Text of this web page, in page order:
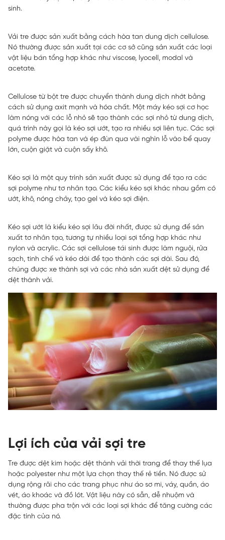
sinh.
Vải tre được sản xuất bằng cách hòa tan dung dịch cellulose.
Nó thường được sản xuất tại các cơ sở cũng sản xuất các loại
vật liệu bán tổng hợp khác như viscose, lyocell, modal và
acetate.
Cellulose từ bột tre được chuyển thành dung dịch nhớt bằng
cách sử dụng axit mạnh và hóa chất. Một máy kéo sợi cơ học
làm nóng với các lỗ nhỏ sẽ tạo thành các sợi nhỏ từ dung dịch,
quá trình này gọi là kéo sợi ướt, tạo ra nhiều sợi liên tục. Các sợi
polyme được hòa tan và ép đùn qua vài nghìn lỗ vào bể quay
lớn, cuộn giặt và cuộn sấy khô.
Kéo sợi là một quy trình sản xuất được sử dụng để tạo ra các
sợi polyme như tơ nhân tạo. Các kiểu kéo sợi khác nhau gồm có
ướt, khô, nóng chảy, tạo gel và kéo sợi điện.
Kéo sợi ướt là kiểu kéo sợi lâu đời nhất, được sử dụng để sản
xuất tơ nhân tạo, tương tự nhiều loại sợi tổng hợp khác như
nylon và acrylic. Các sợi cellulose tái sinh được làm nguội, rửa
sạch, tinh chế và kéo dài để tạo thành các sợi dài. Sau đó,
chúng được xe thành sợi và các nhà sản xuất dệt sử dụng để
dệt thành vải.
Lợi ích của vải sợi tre
Tre được dệt kim hoặc dệt thành vải thời trang để thay thế lụa
hoặc polyester như một lựa chọn thay thế rẻ tiền. Nó được sử
dụng rộng rãi cho các trang phục như áo sơ mi, váy, quần, áo
vét, áo khoác và đồ lót. Vật liệu này có sẵn, dễ nhuộm và
thường được pha trộn với các loại sợi khác để tăng cường các
đặc tính của nó.